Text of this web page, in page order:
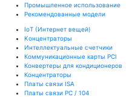
Промышленное использование
Рекомендованные модели
IoT (Интернет вещей)
Kонцентраторы
Интеллектуальные счетчики
Коммуникационные карты PCI
Конвертеры для кондиционеров
Концентраторы
Платы связи ISA
Платы связи PC / 104